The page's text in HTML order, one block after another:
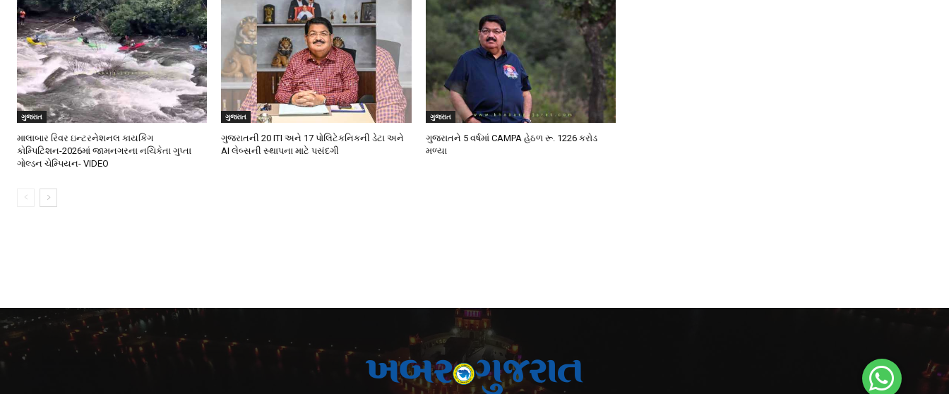
ગુજરાત
માલાબાર રિવર ઇન્ટરનેશનલ કાયકિંગ
કોમ્પિટિશન-2026માં જામનગરના નચિકેતા ગુપ્તા
ગોલ્ડન ચેમ્પિયન- VIDEO
ગુજરાત
ગુજરાતની 20 ITI અને 17 પોલિટેકનિકની ડેટા અને
AI લેબ્સની સ્થાપના માટે પસંદગી
ગુજરાત
ગુજરાતને 5 વર્ષમાં CAMPA હેઠળ રૂ. 1226 કરોડ
મળ્યા